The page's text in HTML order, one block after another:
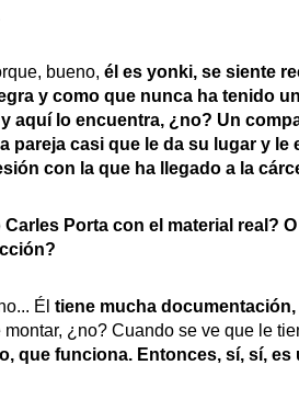
bueno, él es yonki, se siente
y como que nunca ha tenido
aquí lo encuentra, ¿no? Un
pareja casi que le da su lugar y le
con la que ha llegado a la
Porta con el material real?
Él tiene mucha
¿no? Cuando se ve que le
que funciona. Entonces, sí, sí, es